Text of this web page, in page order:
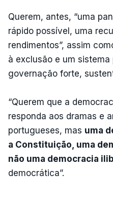
Querem, antes, “uma
rápido possível, uma
rendimentos”, assim
à exclusão e um
governação forte,
“Querem que a
responda aos dramas e
portugueses, mas uma
a Constituição, uma
não uma democracia
democrática”.